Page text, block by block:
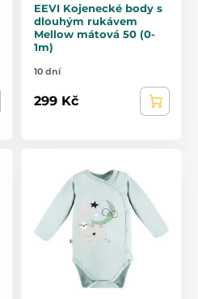
EEVI Kojenecké body s
dlouhým rukávem
Mellow mátová 50 (0-
1m)
10 dní
299 Kč